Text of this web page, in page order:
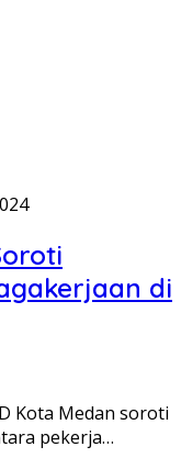
di
Kota Medan soroti
pekerja…